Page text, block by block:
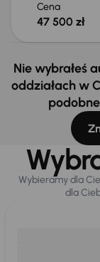
Cena
47 500 zł
Nie wybrałeś
oddziałach w
Wybieramy dla
dla